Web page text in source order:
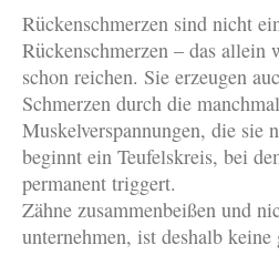
Rückenschmerzen sind nicht
Rückenschmerzen – das allein
schon reichen. Sie erzeugen
Schmerzen durch die
Muskelverspannungen, die sie
beginnt ein Teufelskreis, bei
permanent triggert.
Zähne zusammenbeißen und
unternehmen, ist deshalb keine